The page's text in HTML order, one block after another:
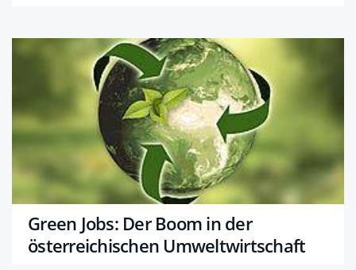
Green Jobs: Der Boom in der
österreichischen Umweltwirtschaft